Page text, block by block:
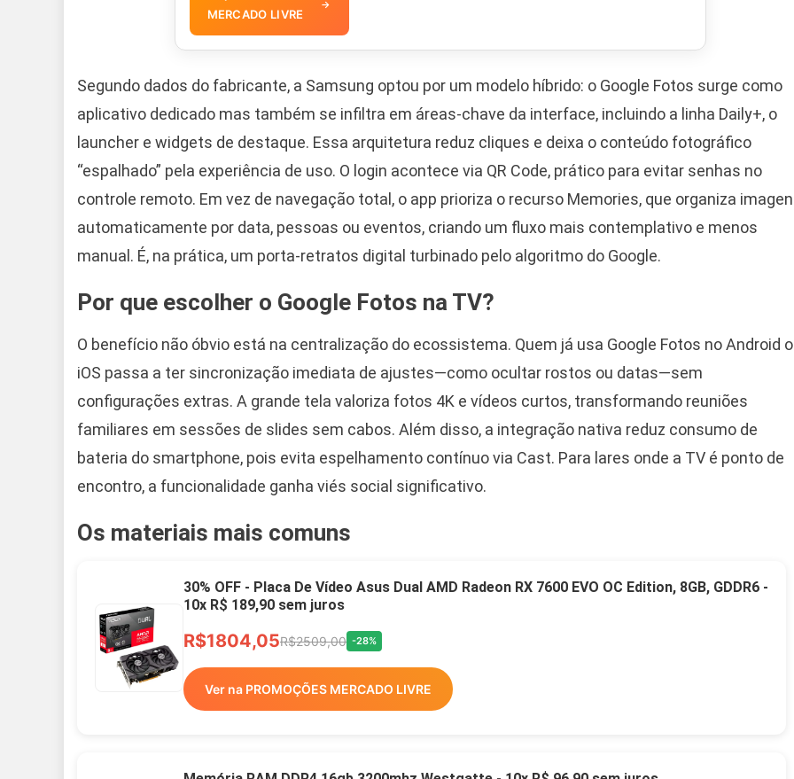
MERCADO LIVRE
→
Segundo dados do fabricante, a Samsung optou por um modelo híbrido: o Google Fotos surge como
aplicativo dedicado mas também se infiltra em áreas-chave da interface, incluindo a linha Daily+, o
launcher e widgets de destaque. Essa arquitetura reduz cliques e deixa o conteúdo fotográfico
“espalhado” pela experiência de uso. O login acontece via QR Code, prático para evitar senhas no
controle remoto. Em vez de navegação total, o app prioriza o recurso Memories, que organiza
automaticamente por data, pessoas ou eventos, criando um fluxo mais contemplativo e menos
manual. É, na prática, um porta-retratos digital turbinado pelo algoritmo do Google.
Por que escolher o Google Fotos na TV?
O benefício não óbvio está na centralização do ecossistema. Quem já usa Google Fotos no Android
iOS passa a ter sincronização imediata de ajustes—como ocultar rostos ou datas—sem
configurações extras. A grande tela valoriza fotos 4K e vídeos curtos, transformando reuniões
familiares em sessões de slides sem cabos. Além disso, a integração nativa reduz consumo de
bateria do smartphone, pois evita espelhamento contínuo via Cast. Para lares onde a TV é ponto de
encontro, a funcionalidade ganha viés social significativo.
Os materiais mais comuns
30% OFF - Placa De Vídeo Asus Dual AMD Radeon RX 7600 EVO OC Edition, 8GB, GDDR6 -
10x R$ 189,90 sem juros
R$1804,05R$2509,00 -28%
Ver na PROMOÇÕES MERCADO LIVRE